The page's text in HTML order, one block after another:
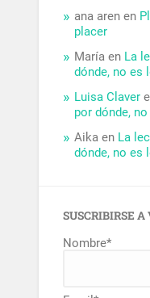
ana aren en
placer
María en La
dónde, no es
Luisa Claver
por dónde,
Aika en La
dónde, no es
SUSCRIBIRSE
Nombre*